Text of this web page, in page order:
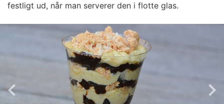
festligt ud, når man serverer den i flotte glas.